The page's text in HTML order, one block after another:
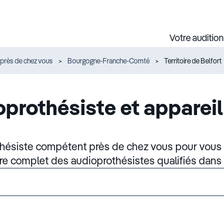
Votre audition
de chez vous Bourgogne-Franche-Comté Territoire de Belfort
et
compétent près de chez vous pour
complet des audioprothésistes qualifiés